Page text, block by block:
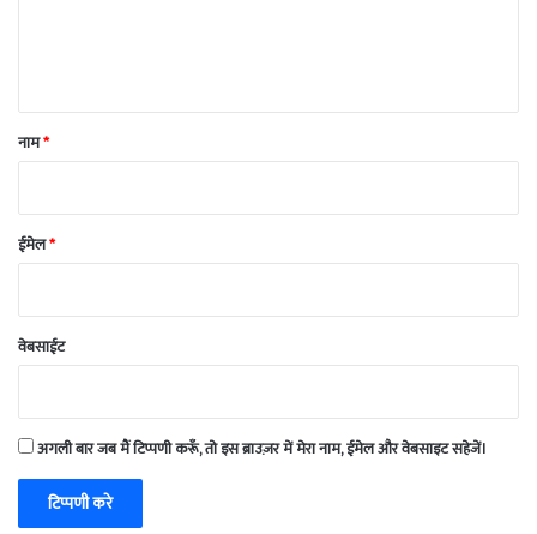
नाम*
ईमेल*
वेबसाईट
अगली बार जब मैं टिप्पणी करूँ, तो इस ब्राउज़र में मेरा नाम, ईमेल और वेबसाइट सहेजें।